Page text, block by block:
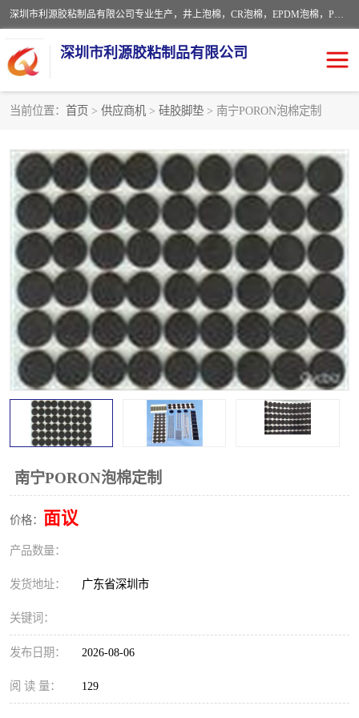
深圳市利源胶粘制品有限公司专业生产，井上泡棉，CR泡棉，EPDM泡棉，PORON泡棉厚度剖切，公差正负0.1mm，硅胶条，脚垫，异形一次成型，雕刻EVA海绵；包装材料:精密仪器、医疗器具、运输时缓冲、防震材料。建筑:住房装潢材料、房屋门窗密封；轻便、强韧性：轻便并且具有较强的韧性，良好的耐油性与耐溶剂性。隔热性：导热性低具有优越的保温性，具有的回弹性。
深圳市利源胶粘制品有限公司
当前位置： 首页 > 供应商机 > 硅胶脚垫 > 南宁PORON泡棉定制
南宁PORON泡棉定制
价格： 面议
产品数量：
发货地址： 广东省深圳市
关键词：
发布日期： 2026-08-06
阅 读 量： 129